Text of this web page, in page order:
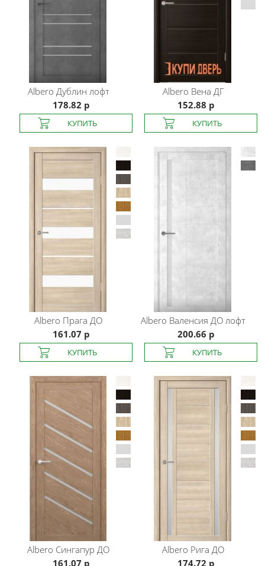
Albero Дублин лофт
178.82 р
Albero Вена ДГ
152.88 р
Albero Прага ДО
161.07 р
Albero Валенсия ДО лофт
200.66 р
Albero Сингапур ДО
161.07 р
Albero Рига ДО
174.72 р